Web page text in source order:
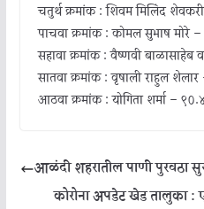
चतुर्थ क्रमांक : शिवम मिलिंद
पाचवा क्रमांक : कोमल सुभाष मोरे
सहावा क्रमांक : वैष्णवी बाळासाहेब
सातवा क्रमांक : वृषाली राहुल
आठवा क्रमांक : योगिता शर्मा –
आळंदी शहरातील पाणी पुरवठा
कोरोना अपडेट खेड तालुका :